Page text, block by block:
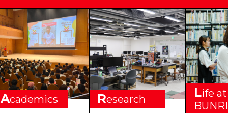
Academics Research Life at
BUNRI